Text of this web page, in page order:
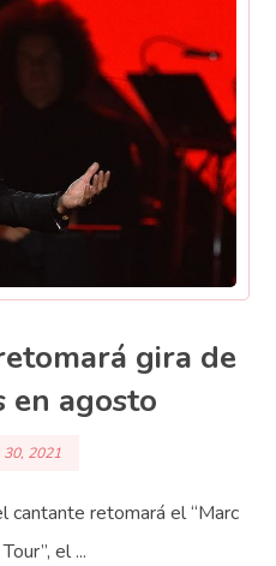
gira de
en agosto
30, 2021
retomará el “Marc
el ...